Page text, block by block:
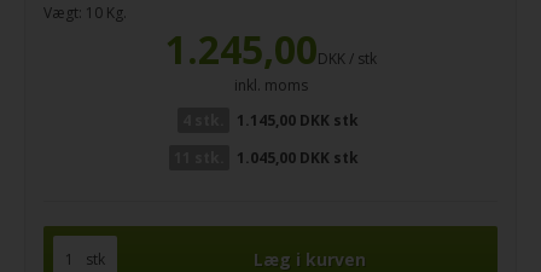
Vægt: 10 Kg.
1.245,00DKK / stk
inkl. moms
1.145,00 DKK stk
1.045,00 DKK stk
stk